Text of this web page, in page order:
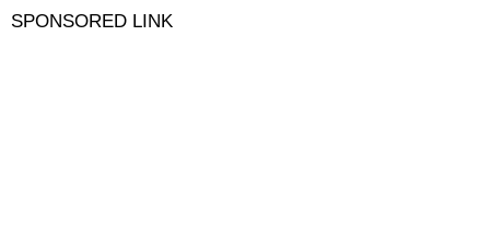
SPONSORED LINK